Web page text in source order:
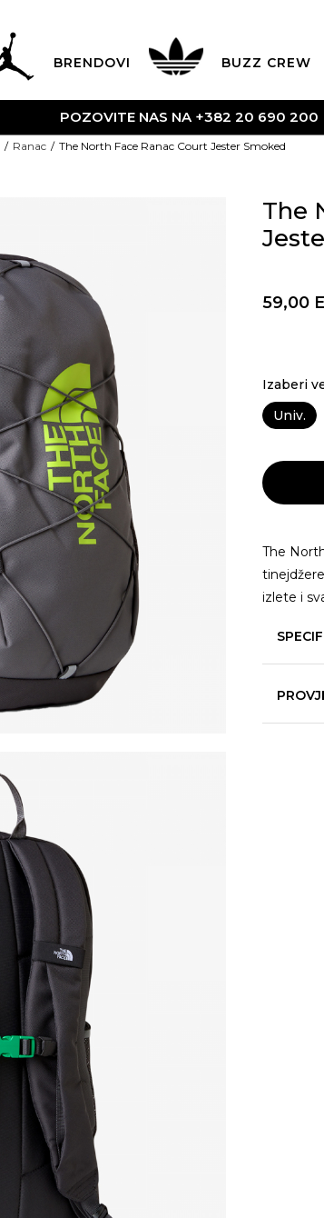
BRENDOVI BUZZ CREW
Ranac The North Face Ranac Court Jester Smoked
The
59,00
Izaberi
Univ.
The
izlete i